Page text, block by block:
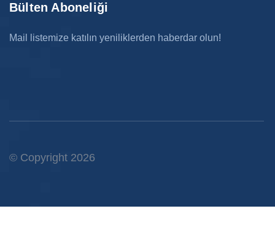
Bülten Aboneliği
Mail listemize katılın yeniliklerden haberdar olun!
© Copyright 2026